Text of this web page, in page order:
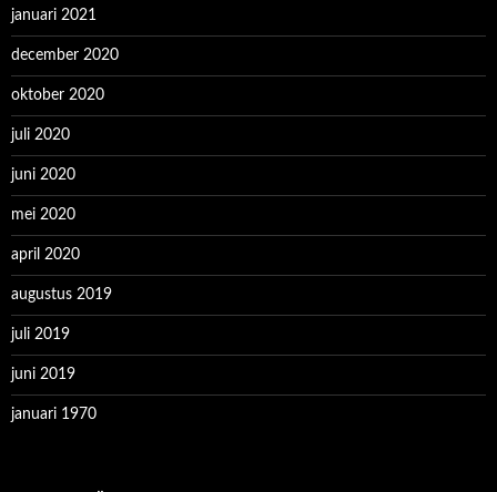
januari 2021
december 2020
oktober 2020
juli 2020
juni 2020
mei 2020
april 2020
augustus 2019
juli 2019
juni 2019
januari 1970